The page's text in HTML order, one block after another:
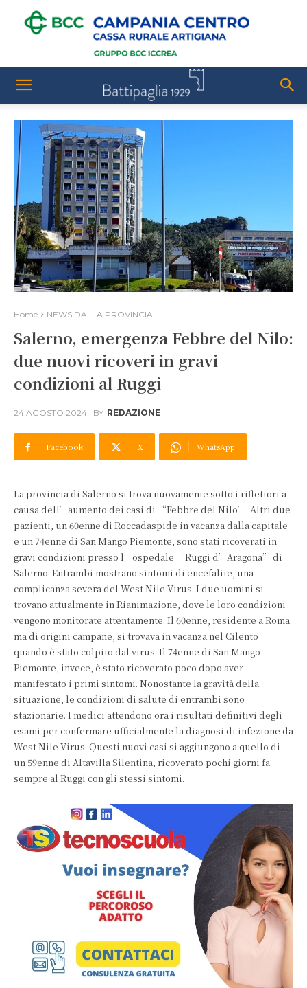
Home NEWS DALLA PROVINCIA
Salerno, emergenza Febbre del Nilo:
due nuovi ricoveri in gravi
condizioni al Ruggi
24 AGOSTO 2024 BY REDAZIONE
Facebook X WhatsApp
La provincia di Salerno si trova nuovamente sotto i riflettori a
causa dell’aumento dei casi di “Febbre del Nilo”. Altri due
pazienti, un 60enne di Roccadaspide in vacanza dalla capitale
e un 74enne di San Mango Piemonte, sono stati ricoverati in
gravi condizioni presso l’ospedale “Ruggi d’Aragona” di
Salerno. Entrambi mostrano sintomi di encefalite, una
complicanza severa del West Nile Virus. I due uomini si
trovano attualmente in Rianimazione, dove le loro condizioni
vengono monitorate attentamente. Il 60enne, residente a Roma
ma di origini campane, si trovava in vacanza nel Cilento
quando è stato colpito dal virus. Il 74enne di San Mango
Piemonte, invece, è stato ricoverato poco dopo aver
manifestato i primi sintomi. Nonostante la gravità della
situazione, le condizioni di salute di entrambi sono
stazionarie. I medici attendono ora i risultati definitivi degli
esami per confermare ufficialmente la diagnosi di infezione da
West Nile Virus. Questi nuovi casi si aggiungono a quello di
un 59enne di Altavilla Silentina, ricoverato pochi giorni fa
sempre al Ruggi con gli stessi sintomi.